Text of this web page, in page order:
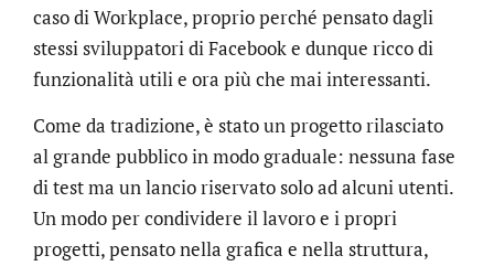
caso di Workplace, proprio perché pensato dagli
stessi sviluppatori di Facebook e dunque ricco di
funzionalità utili e ora più che mai interessanti.
Come da tradizione, è stato un progetto rilasciato
al grande pubblico in modo graduale: nessuna fase
di test ma un lancio riservato solo ad alcuni utenti.
Un modo per condividere il lavoro e i propri
progetti, pensato nella grafica e nella struttura,